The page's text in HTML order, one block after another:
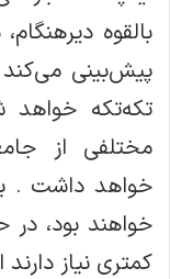
بالقوه
پیش‌بینی می‌کند
تکه‌تکه
مختلفی از
خواهد داشت .
خواهند بود،
کمتری نیاز